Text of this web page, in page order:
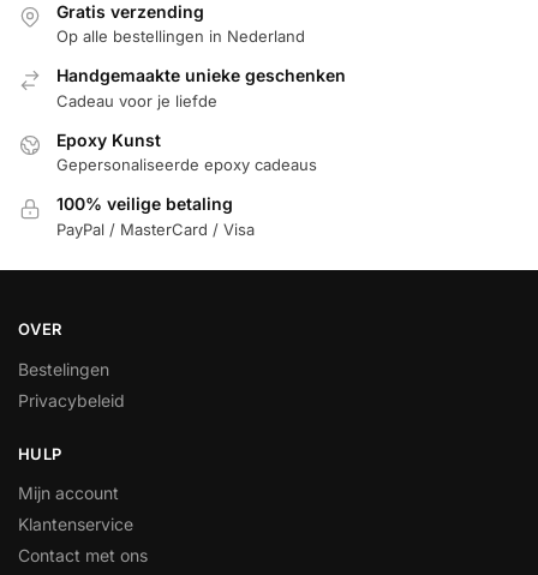
Gratis verzending
Op alle bestellingen in Nederland
Handgemaakte unieke geschenken
Cadeau voor je liefde
Epoxy Kunst
Gepersonaliseerde epoxy cadeaus
100% veilige betaling
PayPal / MasterCard / Visa
OVER
Bestelingen
Privacybeleid
HULP
Mijn account
Klantenservice
Contact met ons